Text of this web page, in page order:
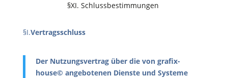
§XI. Schlussbestimmungen
§I.Vertragsschluss
Der Nutzungsvertrag über die von grafix-
house© angebotenen Dienste und Systeme